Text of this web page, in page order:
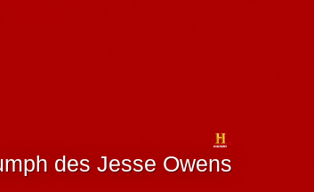
des Jesse Owens